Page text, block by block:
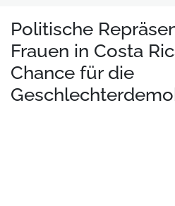
Politische
Frauen in Costa
Chance für die